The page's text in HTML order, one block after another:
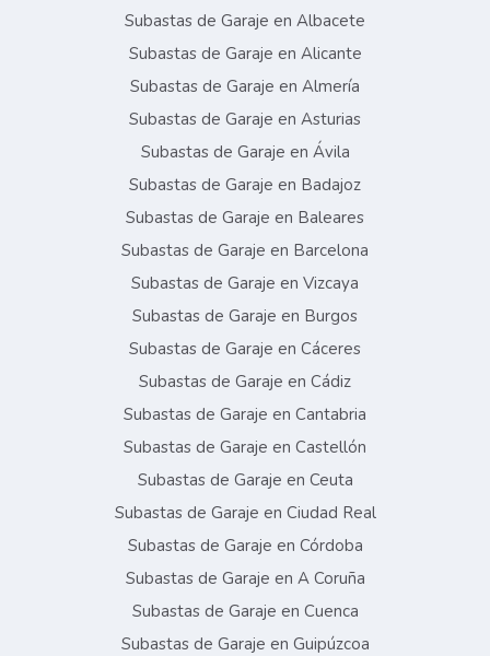
Subastas de Garaje en Albacete
Subastas de Garaje en Alicante
Subastas de Garaje en Almería
Subastas de Garaje en Asturias
Subastas de Garaje en Ávila
Subastas de Garaje en Badajoz
Subastas de Garaje en Baleares
Subastas de Garaje en Barcelona
Subastas de Garaje en Vizcaya
Subastas de Garaje en Burgos
Subastas de Garaje en Cáceres
Subastas de Garaje en Cádiz
Subastas de Garaje en Cantabria
Subastas de Garaje en Castellón
Subastas de Garaje en Ceuta
Subastas de Garaje en Ciudad Real
Subastas de Garaje en Córdoba
Subastas de Garaje en A Coruña
Subastas de Garaje en Cuenca
Subastas de Garaje en Guipúzcoa